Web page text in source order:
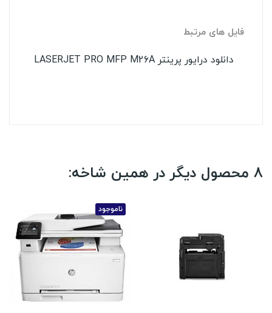
فایل های مرتبط
دانلود درایور پرینتر LASERJET PRO MFP M26A
8 محصول دیگر در همین شاخه:
ناموجود